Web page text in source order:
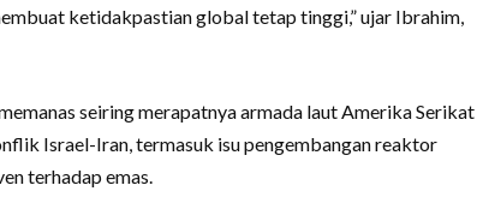
ketidakpastian global tetap tinggi,” ujar Ibrahim,
seiring merapatnya armada laut Amerika Serikat
Israel-Iran, termasuk isu pengembangan reaktor
terhadap emas.